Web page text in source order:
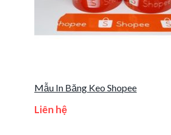
Mẫu In Băng Keo Shopee
Liên hệ